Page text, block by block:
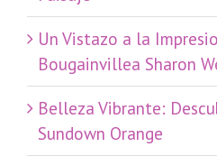
​Un Vistazo a la
Bougainvillea Sharon
Belleza Vibrante:
Sundown Orange